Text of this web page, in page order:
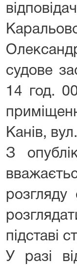
судове
14 год.
Канів,
З
розгляду
підставі
У разі